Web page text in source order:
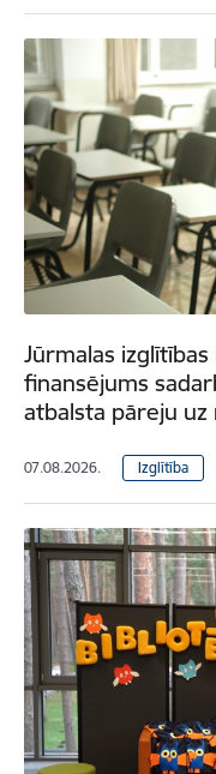
Jūrmalas
finansējums
atbalsta pāreju uz
07.08.2026. Izglītība